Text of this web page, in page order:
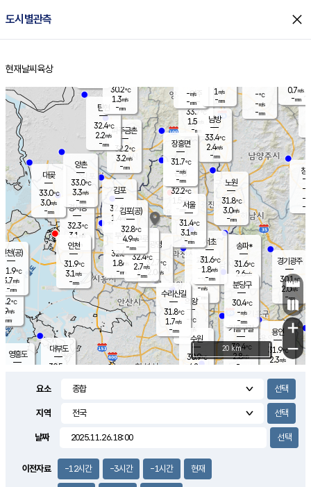
도시별관측 close
홈
현재날씨 육상
의도
℃
m/s
mm
영흥도
양주
33.7℃
1.5
-mm
과천
- ℃
-m/s
- mm
용인
31.9℃
2.3m/s
경기광주
30.1℃
2.0m/s
-mm
2.9m/s
대부도
30.5
경서동
32.3℃
3.1 m/s
-mm
파주금촌
32.2℃
3.2m/s
-mm
-℃
-m/s
-mm
대곶
33.0℃
3.0m/s
-mm
창
-
-m/
-
탄현
32.4℃
2.2m/s
-mm
0.7m/s
-mm
의왕
- ℃
m/s
mm
김포
32.4℃
1.4 m/s
mm
광명
32.7 ℃
2.0 m/s
-mm
부천
32.6℃
1.8m/s
-mm
양촌
33.0℃
3.3m/s
-mm
구로
32.4℃
2.7m/s
-mm
은평
32.2℃
1.5 m/s
- mm
노원
31.8℃
3.0m/s
-mm
송파*
31.6℃
2.6m/s
-mm
서초
31.6℃
1.8m/s
-mm
남방
33.4℃
2.4m/s
-mm
기흥구갈
32.4℃
2.8m/s
-
수리산길
31.8℃
1.7m/s
-mm
분당구
30.4℃
-m/s
-mm
장흥면
31.7℃
-m/s
-mm
-m/s
-mm
인천(공)
31.9℃
3.7m/s
-mm
김포(공)
32.8℃
4.9m/s
-mm
수원
30.9℃
4.2 m/s
인천
31.9℃
3.1 m/s
-mm
서울
31.4℃
3.1 m/s
-mm
30.2℃
1.3m/s
-mm
1 m/s
-mm
+
−
20 km
요소
지역
날짜
이전자료 -12시간 -3시간 -1시간 현재